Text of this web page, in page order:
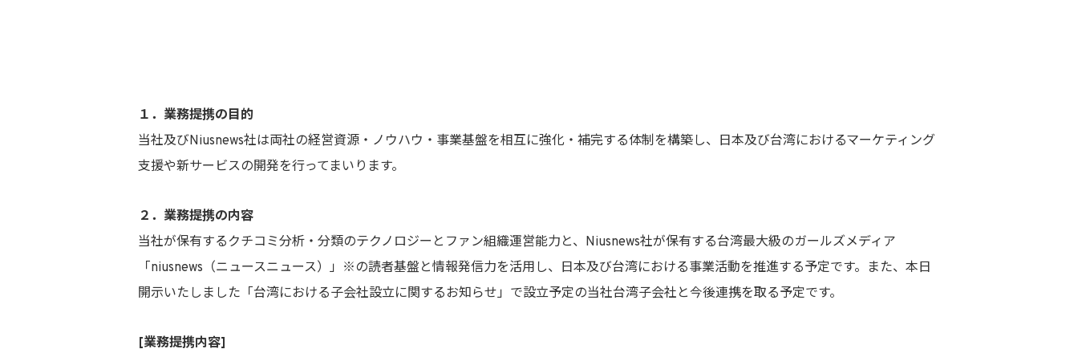
１．業務提携の目的
当社及びNiusnews社は両社の経営資源・ノウハウ・事業基盤を相互に強化・補完する体制を構築し、日本及び台湾におけるマーケティング
支援や新サービスの開発を行ってまいります。
２．業務提携の内容
当社が保有するクチコミ分析・分類のテクノロジーとファン組織運営能力と、Niusnews社が保有する台湾最大級のガールズメディア
「niusnews（ニュースニュース）」※の読者基盤と情報発信力を活用し、日本及び台湾における事業活動を推進する予定です。また、本日
開示いたしました「台湾における子会社設立に関するお知らせ」で設立予定の当社台湾子会社と今後連携を取る予定です。
[業務提携内容]